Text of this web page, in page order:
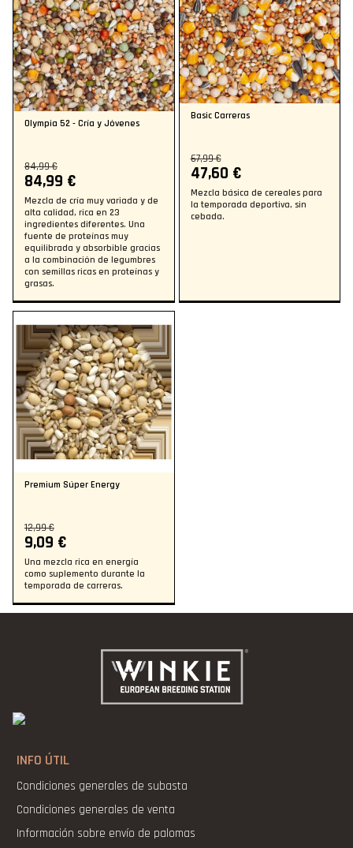
Olympia 52 - Cría y Jóvenes
84,99 €
84,99 €
Mezcla de cría muy variada y de
alta calidad, rica en 23
ingredientes diferentes. Una
fuente de proteínas muy
equilibrada y absorbible gracias
a la combinación de legumbres
con semillas ricas en proteínas y
grasas.
Basic Carreras
67,99 €
47,60 €
Mezcla básica de cereales para
la temporada deportiva, sin
cebada.
Premium Súper Energy
12,99 €
9,09 €
Una mezcla rica en energía
como suplemento durante la
temporada de carreras.
INFO ÚTIL
Condiciones generales de subasta
Condiciones generales de venta
Información sobre envío de palomas